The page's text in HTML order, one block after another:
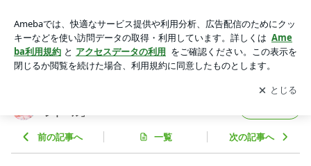
ール」Powered by Ameba
アプリをダウンロードして ブログの更新通知
を受け取りまし
ょう。
開く
ンドール」
前の記事へ 一覧 次の記事へ